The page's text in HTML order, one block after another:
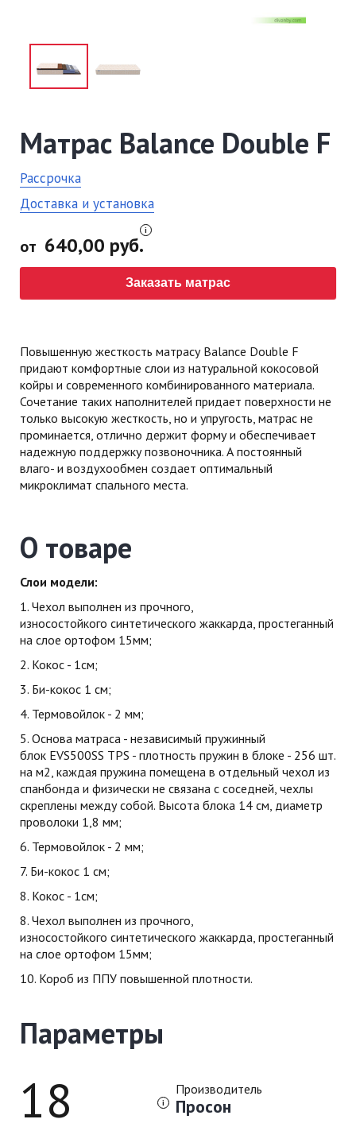
Матрас Balance Double F
Рассрочка
Доставка и установка
от 640,00 руб.
Заказать матрас
Повышенную жесткость матрасу Balance Double F
придают комфортные слои из натуральной кокосовой
койры и современного комбинированного материала.
Сочетание таких наполнителей придает поверхности не
только высокую жесткость, но и упругость, матрас не
проминается, отлично держит форму и обеспечивает
надежную поддержку позвоночника. А постоянный
влаго- и воздухообмен создает оптимальный
микроклимат спального места.
О товаре
Слои модели:
1. Чехол выполнен из прочного,
износостойкого синтетического жаккарда, простеганный
на слое ортофом 15мм;
2. Кокос - 1см;
3. Би-кокос 1 см;
4. Термовойлок - 2 мм;
5. Основа матраса - независимый пружинный
блок EVS500SS TPS - плотность пружин в блоке - 256 шт.
на м2, каждая пружина помещена в отдельный чехол из
спанбонда и физически не связана с соседней, чехлы
скреплены между собой. Высота блока 14 см, диаметр
проволоки 1,8 мм;
6. Термовойлок - 2 мм;
7. Би-кокос 1 см;
8. Кокос - 1см;
8. Чехол выполнен из прочного,
износостойкого синтетического жаккарда, простеганный
на слое ортофом 15мм;
10. Короб из ППУ повышенной плотности.
Параметры
Производитель
Просон
18